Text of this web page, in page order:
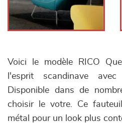
Voici le modèle RICO
l'esprit scandinave
Disponible dans de
choisir le votre. Ce
métal pour un look plus